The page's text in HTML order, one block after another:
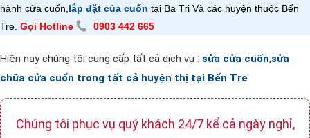
hành cửa cuốn, lắp đặt của cuốn tại Ba Tri Và các huyện thuộc Bến
Tre. Gọi Hotline 0903 442 665
Hiện nay chúng tôi cung cấp tất cả dịch vụ : sửa cửa cuốn,sửa
chữa cửa cuốn trong tất cả huyện thị tại Bến Tre
Chúng tôi phục vụ quý khách 24/7 kể cả ngày nghỉ,